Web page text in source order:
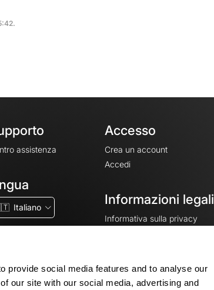
provide social media features and to analyse our
our site with our social media, advertising and
assistenza
Italiano
Accesso
Crea un account
Accedi
Informazioni legali
Informativa sulla privacy
Impostazioni dei cookie